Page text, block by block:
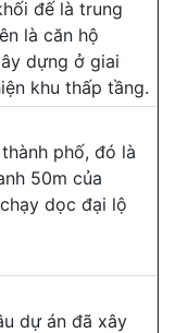
đế là trung
là căn hộ
dựng ở giai
khu thấp tầng.
phố, đó là
50m của
dọc đại lộ
dự án đã xây